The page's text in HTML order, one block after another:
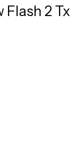
Flash 2 Tx